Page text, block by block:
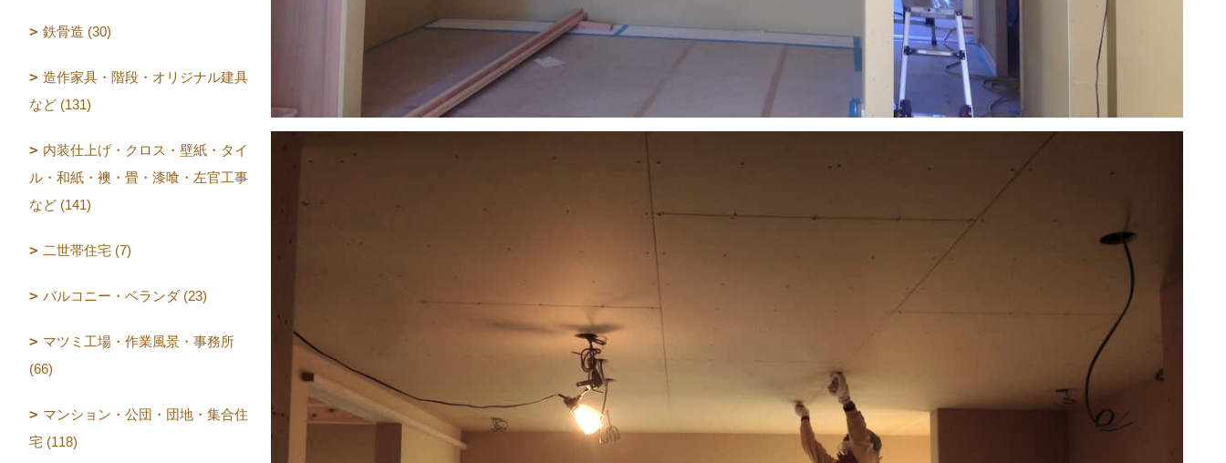
鉄骨造 (30)
造作家具・階段・オリジナル建具
など (131)
内装仕上げ・クロス・壁紙・タイ
ル・和紙・襖・畳・漆喰・左官工事
など (141)
二世帯住宅 (7)
バルコニー・ベランダ (23)
マツミ工場・作業風景・事務所
(66)
マンション・公団・団地・集合住
宅 (118)